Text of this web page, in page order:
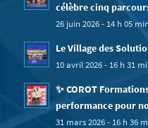
célèbre cinq
26 juin 2026 - 14 h 05 min
Le Village des
10 avril 2026 - 16 h 31
✨ COROT
performance pour
31 mars 2026 - 16 h 36